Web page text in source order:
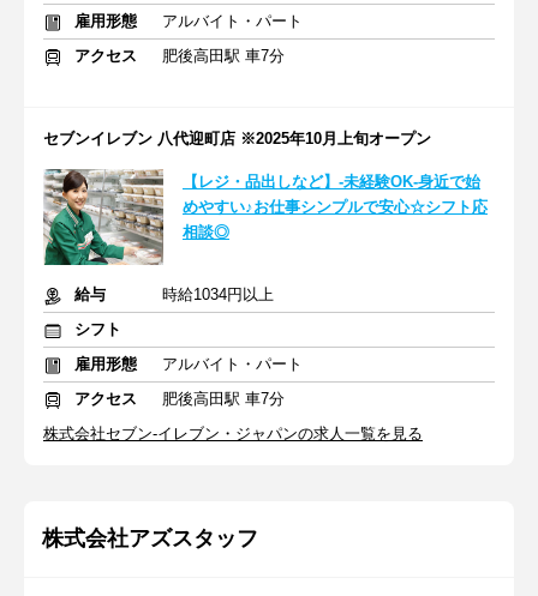
雇用形態
アルバイト・パート
アクセス
肥後高田駅 車7分
セブンイレブン 八代迎町店 ※2025年10月上旬オープン
【レジ・品出しなど】-未経験OK-身近で始
めやすい♪お仕事シンプルで安心☆シフト応
相談◎
給与
時給1034円以上
シフト
雇用形態
アルバイト・パート
アクセス
肥後高田駅 車7分
株式会社セブン-イレブン・ジャパンの求人一覧を見る
株式会社アズスタッフ